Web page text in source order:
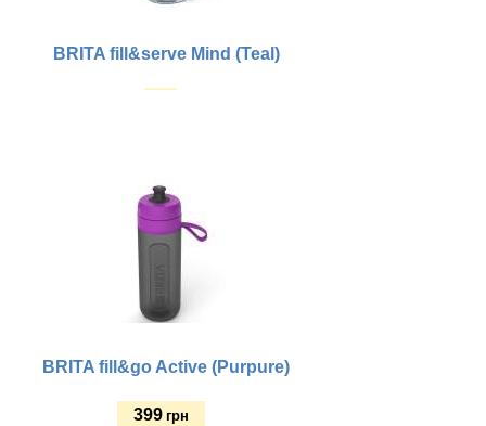
BRITA fill&serve Mind (Teal)
BRITA fill&go Active (Purpure)
399 грн